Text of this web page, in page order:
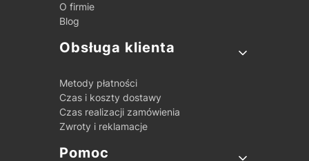
O firmie
Blog
Obsługa klienta
Metody płatności
Czas i koszty dostawy
Czas realizacji zamówienia
Zwroty i reklamacje
Pomoc